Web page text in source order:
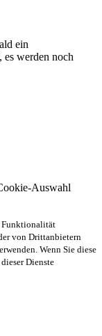
ein
werden noch
Auswahl
Funktionalität
von Drittanbietern
Wenn Sie diese
Dienste